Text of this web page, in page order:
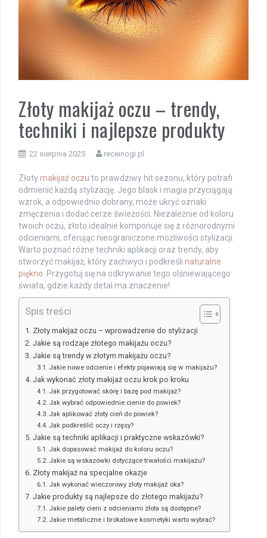
Złoty makijaż oczu – trendy,
techniki i najlepsze produkty
22 sierpnia 2025 receinogi.pl
Złotymakijaż oczu to prawdziwy hit sezonu, który potrafi
odmienić każdą stylizację. Jego blask i magia przyciągają
wzrok, a odpowiednio dobrany, może ukryć oznaki
zmęczenia i dodać cerze świeżości. Niezależnie od koloru
twoich oczu, złoto idealnie komponuje się z różnorodnymi
odcieniami, oferując nieograniczone możliwości stylizacji.
Warto poznać różne techniki aplikacji oraz trendy, aby
stworzyć makijaż, który zachwyci i podkreśli naturalne
piękno . Przygotuj się na odkrywanie tego olśniewającego
świata, gdzie każdy detal ma znaczenie!
Spis treści
Złoty makijaż oczu – wprowadzenie do stylizacji
Jakie są rodzaje złotego makijażu oczu?
Jakie są trendy w złotym makijażu oczu?
Jakie nowe odcienie i efekty pojawiają się w makijażu?
Jak wykonać złoty makijaż oczu krok po kroku
Jak przygotować skórę i bazę pod makijaż?
Jak wybrać odpowiednie cienie do powiek?
Jak aplikować złoty cień do powiek?
Jak podkreślić oczy i rzęsy?
Jakie są techniki aplikacji i praktyczne wskazówki?
Jak dopasować makijaż do koloru oczu?
Jakie są wskazówki dotyczące trwałości makijażu?
Złoty makijaż na specjalne okazje
Jak wykonać wieczorowy złoty makijaż oka?
Jakie produkty są najlepsze do złotego makijażu?
Jakie palety cieni z odcieniami złota są dostępne?
Jakie metaliczne i brokatowe kosmetyki warto wybrać?